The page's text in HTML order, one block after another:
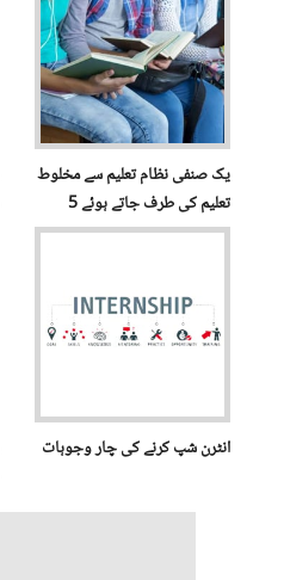
یک صنفی نظام تعلیم سے مخلوط
تعلیم کی طرف جاتے ہوئے 5
چیزیں ہمیشہ یاد رکھیں۔
انٹرن شپ کرنے کی چار وجوہات